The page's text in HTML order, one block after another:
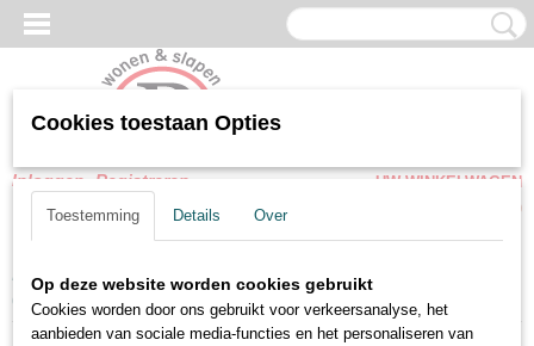
Inloggen Registreren
UW WINKELWAGEN
(0)
Home > Matrassen Hoezen - Dubbeldoek tijk
(Dubbeldoek tijk) matras dikte 34 cm
Cookies toestaan Opties
Toestemming Details Over
Op deze website worden cookies gebruikt
Cookies worden door ons gebruikt voor verkeersanalyse, het
aanbieden van sociale media-functies en het personaliseren van